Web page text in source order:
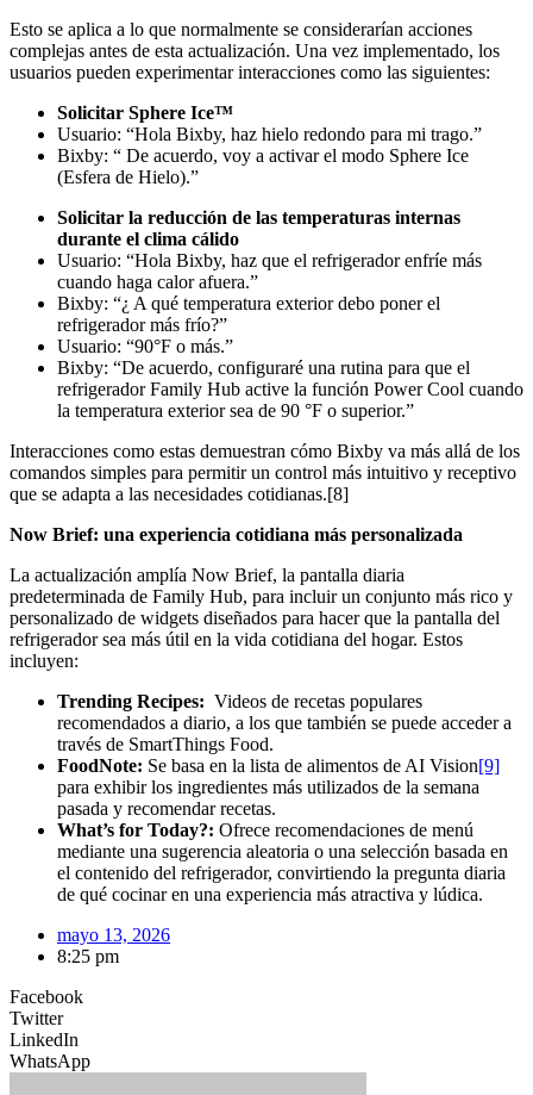
Esto se aplica a lo que normalmente se considerarían acciones
complejas antes de esta actualización. Una vez implementado, los
usuarios pueden experimentar interacciones como las siguientes:
Solicitar Sphere Ice™
Usuario: “Hola Bixby, haz hielo redondo para mi trago.”
Bixby: “ De acuerdo, voy a activar el modo Sphere Ice
(Esfera de Hielo).”
Solicitar la reducción de las temperaturas internas
durante el clima cálido
Usuario: “Hola Bixby, haz que el refrigerador enfríe más
cuando haga calor afuera.”
Bixby: “¿ A qué temperatura exterior debo poner el
refrigerador más frío?”
Usuario: “90°F o más.”
Bixby: “De acuerdo, configuraré una rutina para que el
refrigerador Family Hub active la función Power Cool cuando
la temperatura exterior sea de 90 °F o superior.”
Interacciones como estas demuestran cómo Bixby va más allá de los
comandos simples para permitir un control más intuitivo y receptivo
que se adapta a las necesidades cotidianas.[8]
Now Brief: una experiencia cotidiana más personalizada
La actualización amplía Now Brief, la pantalla diaria
predeterminada de Family Hub, para incluir un conjunto más rico y
personalizado de widgets diseñados para hacer que la pantalla del
refrigerador sea más útil en la vida cotidiana del hogar. Estos
incluyen:
Trending Recipes: Videos de recetas populares
recomendados a diario, a los que también se puede acceder a
través de SmartThings Food.
FoodNote: Se basa en la lista de alimentos de AI Vision[9]
para exhibir los ingredientes más utilizados de la semana
pasada y recomendar recetas.
What’s for Today?: Ofrece recomendaciones de menú
mediante una sugerencia aleatoria o una selección basada en
el contenido del refrigerador, convirtiendo la pregunta diaria
de qué cocinar en una experiencia más atractiva y lúdica.
mayo 13, 2026
8:25 pm
Facebook
Twitter
LinkedIn
WhatsApp